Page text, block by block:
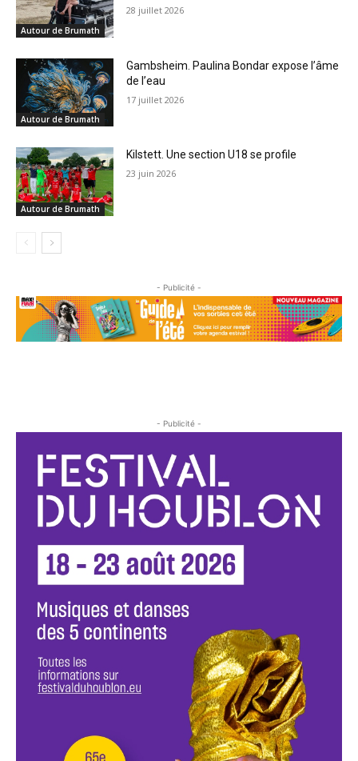
Autour de Brumath
28 juillet 2026
Autour de Brumath
Gambsheim. Paulina Bondar expose l’âme
de l’eau
17 juillet 2026
Autour de Brumath
Kilstett. Une section U18 se profile
23 juin 2026
- Publicité -
- Publicité -